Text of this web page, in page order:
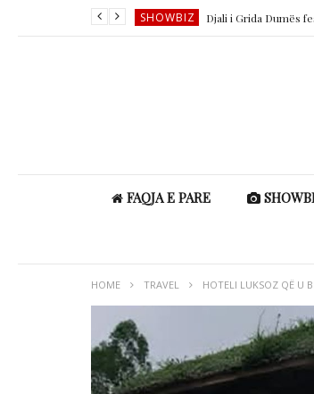
SHOWBIZ
SHOWBIZ
FAQJA E PARE
HOME TRAVEL HOTELI LUKSOZ QË U